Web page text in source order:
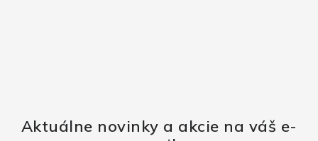
Aktuálne novinky a akcie na váš e-